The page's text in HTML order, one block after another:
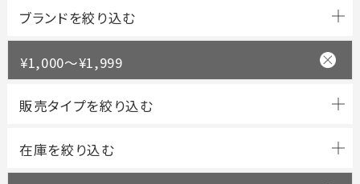
ブランドを絞り込む
¥1,000～¥1,999